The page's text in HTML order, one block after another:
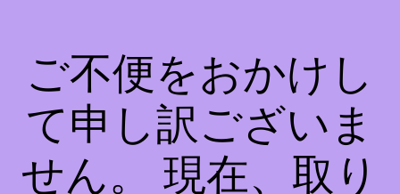
ご不便をおかけし
て申し訳ございま
せん。 現在、取り